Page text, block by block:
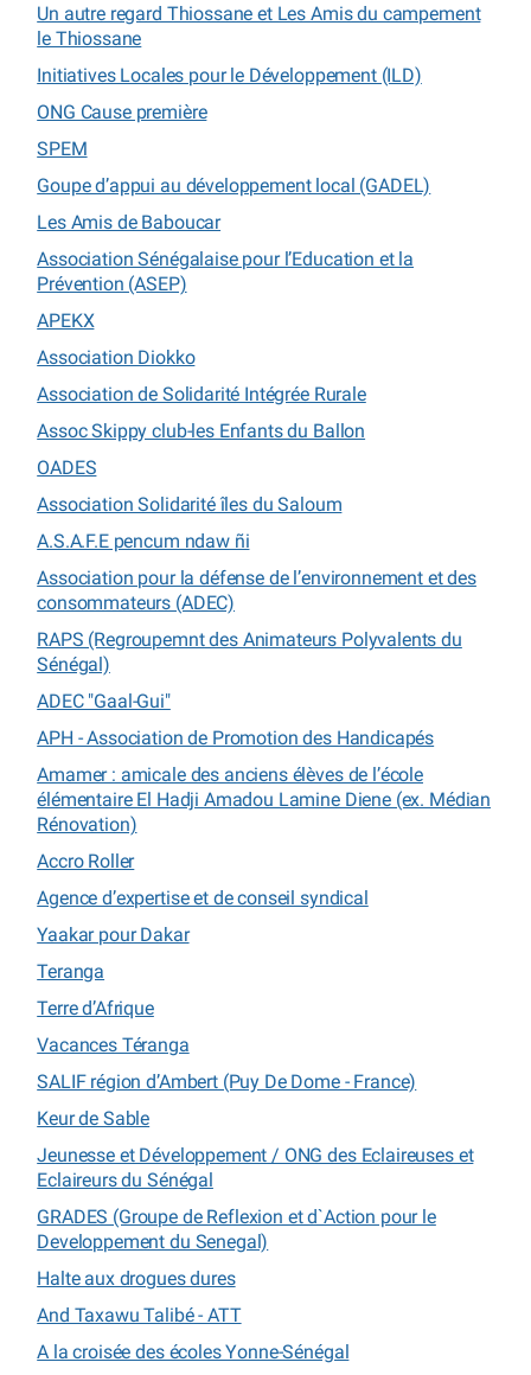
Un autre regard Thiossane et Les Amis du campement
le Thiossane
Initiatives Locales pour le Développement (ILD)
ONG Cause première
SPEM
Goupe d’appui au développement local (GADEL)
Les Amis de Baboucar
Association Sénégalaise pour l’Education et la
Prévention (ASEP)
APEKX
Association Diokko
Association de Solidarité Intégrée Rurale
Assoc Skippy club-les Enfants du Ballon
OADES
Association Solidarité îles du Saloum
A.S.A.F.E pencum ndaw ñi
Association pour la défense de l’environnement et des
consommateurs (ADEC)
RAPS (Regroupemnt des Animateurs Polyvalents du
Sénégal)
ADEC "Gaal-Gui"
APH - Association de Promotion des Handicapés
Amamer : amicale des anciens élèves de l’école
élémentaire El Hadji Amadou Lamine Diene (ex. Médian
Rénovation)
Accro Roller
Agence d’expertise et de conseil syndical
Yaakar pour Dakar
Teranga
Terre d’Afrique
Vacances Téranga
SALIF région d’Ambert (Puy De Dome - France)
Keur de Sable
Jeunesse et Développement / ONG des Eclaireuses et
Eclaireurs du Sénégal
GRADES (Groupe de Reflexion et d`Action pour le
Developpement du Senegal)
Halte aux drogues dures
And Taxawu Talibé - ATT
A la croisée des écoles Yonne-Sénégal